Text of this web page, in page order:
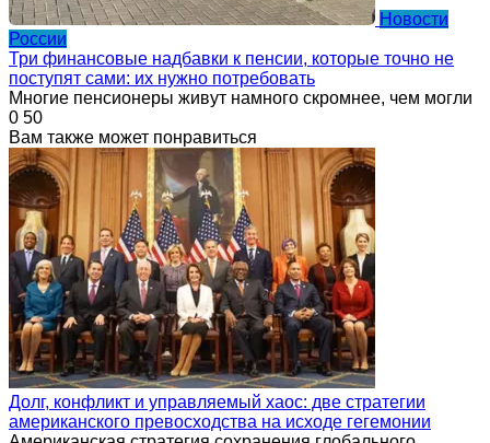
Новости
России
Три финансовые надбавки к пенсии, которые точно не
поступят сами: их нужно потребовать
Многие пенсионеры живут намного скромнее, чем могли
0 50
Вам также может понравиться
Долг, конфликт и управляемый хаос: две стратегии
американского превосходства на исходе гегемонии